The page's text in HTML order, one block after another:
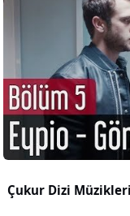
Çukur Dizi